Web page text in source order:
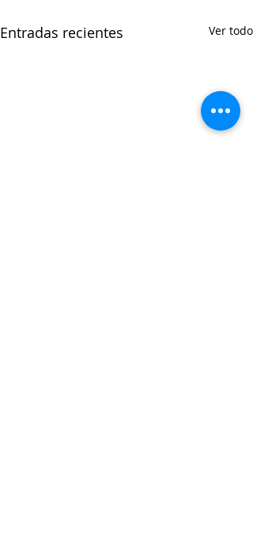
Entradas recientes Ver todo